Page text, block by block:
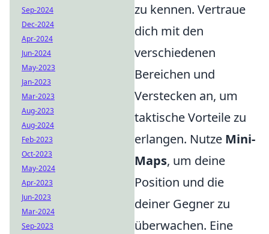
zu kennen. Vertraue
dich mit den
verschiedenen
Bereichen und
Verstecken an, um
taktische Vorteile zu
erlangen. Nutze Mini-
Maps, um deine
Position und die
deiner Gegner zu
überwachen. Eine
Sep-2024
Dec-2024
Apr-2024
Jun-2024
May-2023
Jan-2023
Mar-2023
Aug-2023
Aug-2024
Feb-2023
Oct-2023
May-2024
Apr-2023
Jun-2023
Mar-2024
Sep-2023